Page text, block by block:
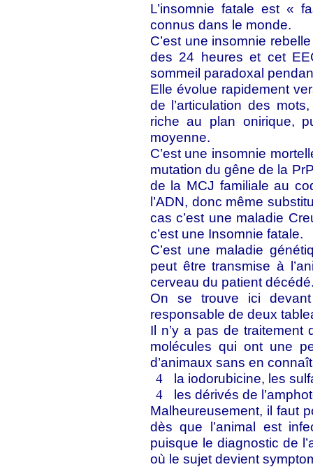
L’insomnie fatale est «
connus dans le monde.
C’est une insomnie
des 24 heures et cet
sommeil paradoxal
Elle évolue rapidement
de l’articulation des
riche au plan onirique,
moyenne.
C’est une insomnie
mutation du gêne de la
de la MCJ familiale au
l’ADN, donc même
cas c’est une maladie
c’est une Insomnie fatale.
C’est une maladie
peut être transmise à
cerveau du patient
On se trouve ici
responsable de deux
Il n’y a pas de traitement
molécules qui ont une
d’animaux sans en
4 la iodorubicine, les
4
les dérivés de
Malheureusement, il faut
dès que l’animal est
puisque le diagnostic de
où le sujet devient